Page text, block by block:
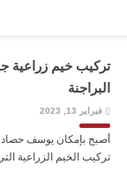
تركيب خيم زراعية
البراجنة
فبراير 13, 2023
أصبح بإمكان يوسف حصاد
تركيب الخيم الزراعية